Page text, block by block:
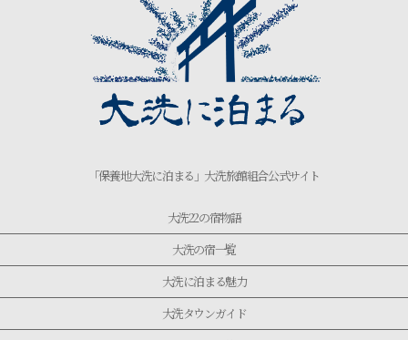
「保養地大洗に泊まる」大洗旅館組合公式サイト
大洗22の宿物語
大洗の宿一覧
大洗に泊まる魅力
大洗タウンガイド